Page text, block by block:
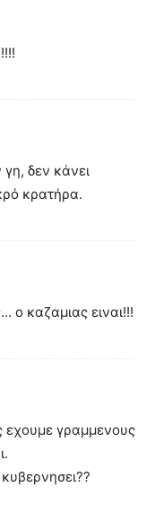
γη, δεν κάνει
κρατήρα.
ο καζαμιας ειναι!!!
εχουμε γραμμενους